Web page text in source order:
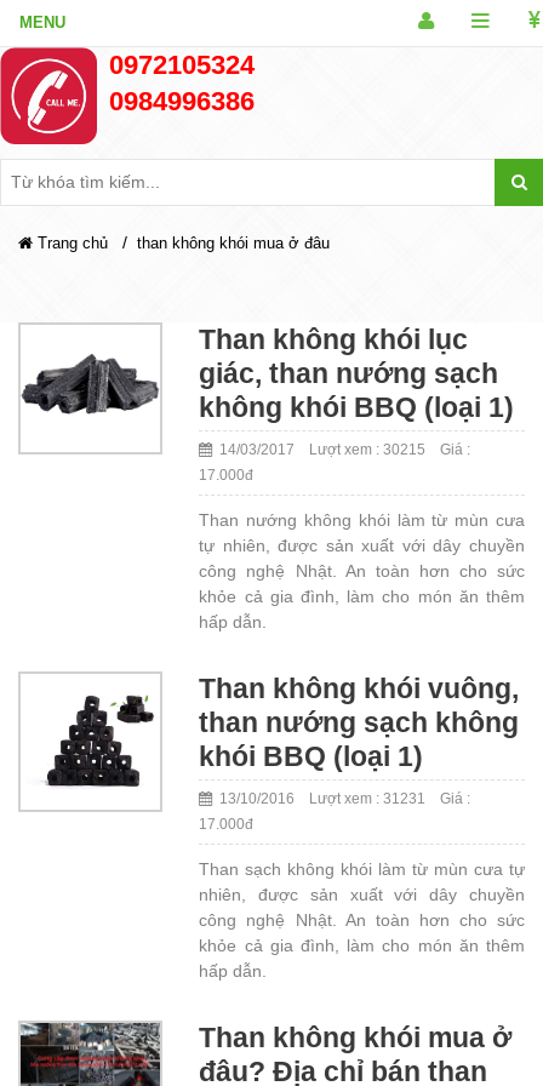
0972105324
0984996386
Trang chủ / than không khói mua ở đâu
Than không khói lục
giác, than nướng sạch
không khói BBQ (loại 1)
14/03/2017 Lượt xem : 30215 Giá :
17.000đ
Than nướng không khói làm từ mùn cưa
tự nhiên, được sản xuất với dây chuyền
công nghệ Nhật. An toàn hơn cho sức
khỏe cả gia đình, làm cho món ăn thêm
hấp dẫn.
Than không khói vuông,
than nướng sạch không
khói BBQ (loại 1)
13/10/2016 Lượt xem : 31231 Giá :
17.000đ
Than sạch không khói làm từ mùn cưa tự
nhiên, được sản xuất với dây chuyền
công nghệ Nhật. An toàn hơn cho sức
khỏe cả gia đình, làm cho món ăn thêm
hấp dẫn.
Than không khói mua ở
đâu? Địa chỉ bán than